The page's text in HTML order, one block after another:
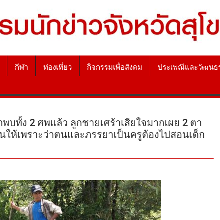
กีฬา ท่องเที่ยว กิจกรรมเพื่อสังคม ประเพณีและวัฒนธ
ทั้ง 2 ศพแล้ว ลูกชายเศร้าเสียใจมากเผย 2 ตา
ห้เพราะว่าตนและภรรยาเป็นครูต้องไปสอนเด็ก